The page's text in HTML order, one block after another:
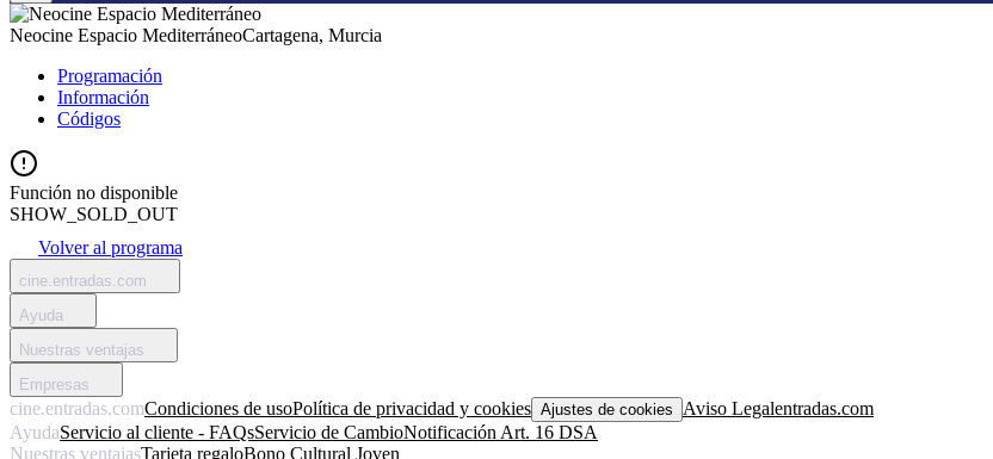
Neocine Espacio MediterráneoCartagena, Murcia
Programación
Información
Códigos
Función no disponible
SHOW_SOLD_OUT
Volver al programa
cine.entradas.com
Ayuda
Nuestras ventajas
Empresas
cine.entradas.comCondiciones de usoPolítica de privacidad y cookies Ajustes de cookies Aviso Legalentradas.com
AyudaServicio al cliente - FAQsServicio de CambioNotificación Art. 16 DSA
Nuestras ventajasTarjeta regaloBono Cultural Joven